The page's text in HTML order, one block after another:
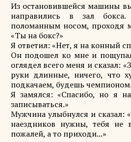
Из остановившейся машины
направились в зал
поломанным носом, проходя
«Ты на бокс?»
Я ответил: «Нет, я на конный
Он подошел ко мне и
оглядел всего меня и сказал:
руки длинные, ничего, что
подкачаем, будешь
Я замялся: «Спасибо, но я
записываться.»
Мужчина улыбнулся и
наездников нужны, тебя не
пожалей, а то приходи...»